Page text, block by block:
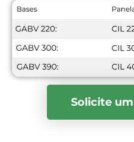
Solicite